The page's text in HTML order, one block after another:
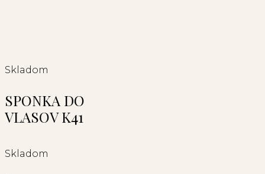
Skladom
SPONKA DO
VLASOV K41
Skladom